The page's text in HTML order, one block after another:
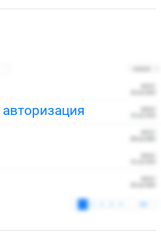
авторизация